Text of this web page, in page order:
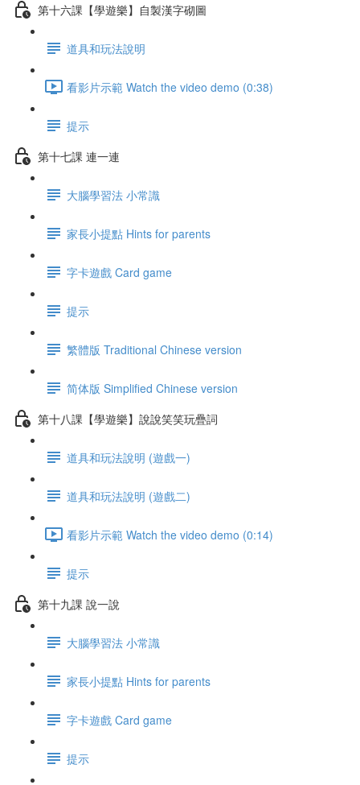
第十六課【學遊樂】自製漢字砌圖
道具和玩法說明
看影片示範 Watch the video demo (0:38)
提示
第十七課 連一連
大腦學習法 小常識
家長小提點 Hints for parents
字卡遊戲 Card game
提示
繁體版 Traditional Chinese version
简体版 Simplified Chinese version
第十八課【學遊樂】說說笑笑玩疊詞
道具和玩法說明 (遊戲一)
道具和玩法說明 (遊戲二)
看影片示範 Watch the video demo (0:14)
提示
第十九課 說一說
大腦學習法 小常識
家長小提點 Hints for parents
字卡遊戲 Card game
提示